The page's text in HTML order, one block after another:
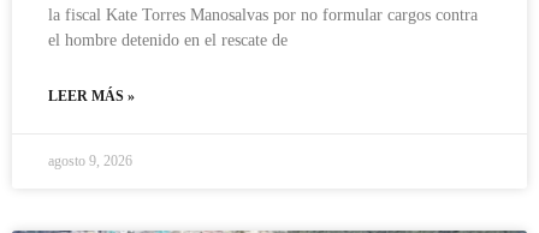
la fiscal Kate Torres Manosalvas por no formular cargos contra
el hombre detenido en el rescate de
LEER MÁS »
agosto 9, 2026